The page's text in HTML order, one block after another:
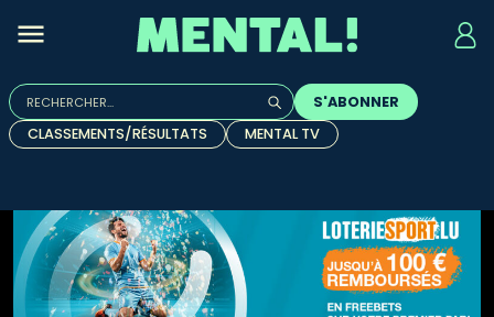
Rechercher :
Quand les résultats de l'auto-complétion sont
S'ABONNER
CLASSEMENTS/RÉSULTATS
MENTAL TV